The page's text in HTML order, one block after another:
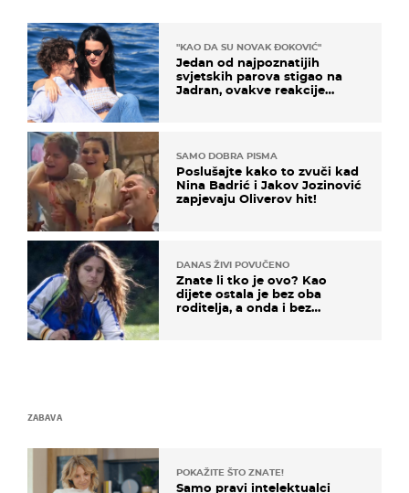
"KAO DA SU NOVAK ĐOKOVIĆ"
Jedan od najpoznatijih
svjetskih parova stigao na
Jadran, ovakve reakcije
SAMO DOBRA PISMA
Poslušajte kako to zvuči kad
Nina Badrić i Jakov Jozinović
zapjevaju Oliverov hit!
DANAS ŽIVI POVUČENO
Znate li tko je ovo? Kao
dijete ostala je bez oba
roditelja, a onda i bez
ZABAVA
POKAŽITE ŠTO ZNATE!
Samo pravi intelektualci